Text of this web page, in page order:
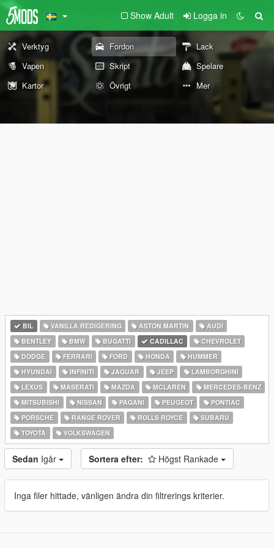
Show Adult Logga in
Verktyg Fordon
Lack
Vapen
Skript
Spelare
Kartor
Övrigt Mer
BIL VANILLA REDIGERING ASTON MARTIN
AUDI
BENTLEY
BMW BUGATTI CADILLAC
CHEVROLET
DODGE
FERRARI FORD HONDA
HUMMER
HYUNDAI
INFINITI JAGUAR JEEP
LAMBORGHINI
LEXUS
MASERATI MAZDA MCLAREN
MERCEDES-BENZ
MITSUBISHI
NISSAN PAGANI PEUGEOT
PONTIAC
PORSCHE
RANGE ROVER ROLLS ROYCE
SUBARU
TOYOTA
VOLKSWAGEN
Sedan Igår Sortera efter: Högst Rankade
Inga filer hittade, vänligen ändra din filtrerings kriterier.